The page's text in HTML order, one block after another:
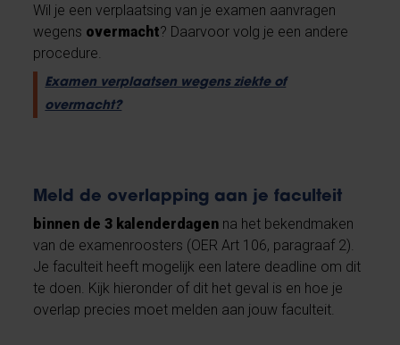
Wil je een verplaatsing van je examen aanvragen
wegens overmacht? Daarvoor volg je een andere
procedure.
Examen verplaatsen wegens ziekte of
overmacht?
Meld de overlapping aan je faculteit
binnen de 3 kalenderdagen na het bekendmaken
van de examenroosters (OER Art 106, paragraaf 2).
Je faculteit heeft mogelijk een latere deadline om dit
te doen. Kijk hieronder of dit het geval is en hoe je
overlap precies moet melden aan jouw faculteit.